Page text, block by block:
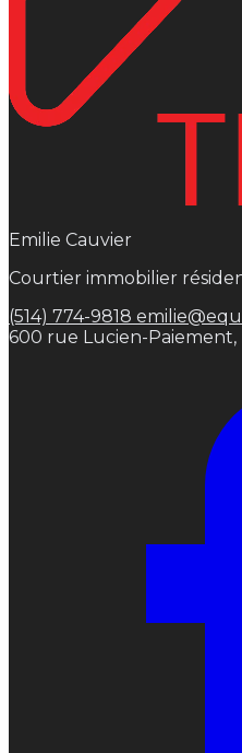
Emilie Cauvier
Courtier immobilier
(514) 774-9818
600 rue Lucien-Paiement,